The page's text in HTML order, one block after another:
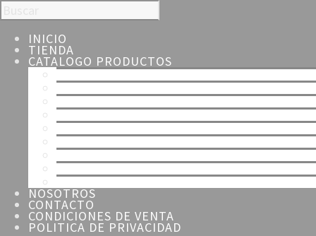
INICIO
TIENDA
CATALOGO PRODUCTOS
TODOS
ESPECIALIDADES
NAVIDAD
SEMANA SANTA
HOJALDRE
TARTAS
MERENGUE
CHOCOLATE
DULCES
NOSOTROS
CONTACTO
CONDICIONES DE VENTA
POLITICA DE PRIVACIDAD